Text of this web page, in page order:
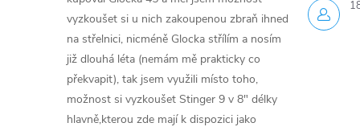
vyzkoušet si u nich zakoupenou zbraň ihned
na střelnici, nicméně Glocka střílím a nosím
již dlouhá léta (nemám mě prakticky co
překvapit), tak jsem využili místo toho,
možnost si vyzkoušet Stinger 9 v 8" délky
hlavně,kterou zde mají k dispozici jako